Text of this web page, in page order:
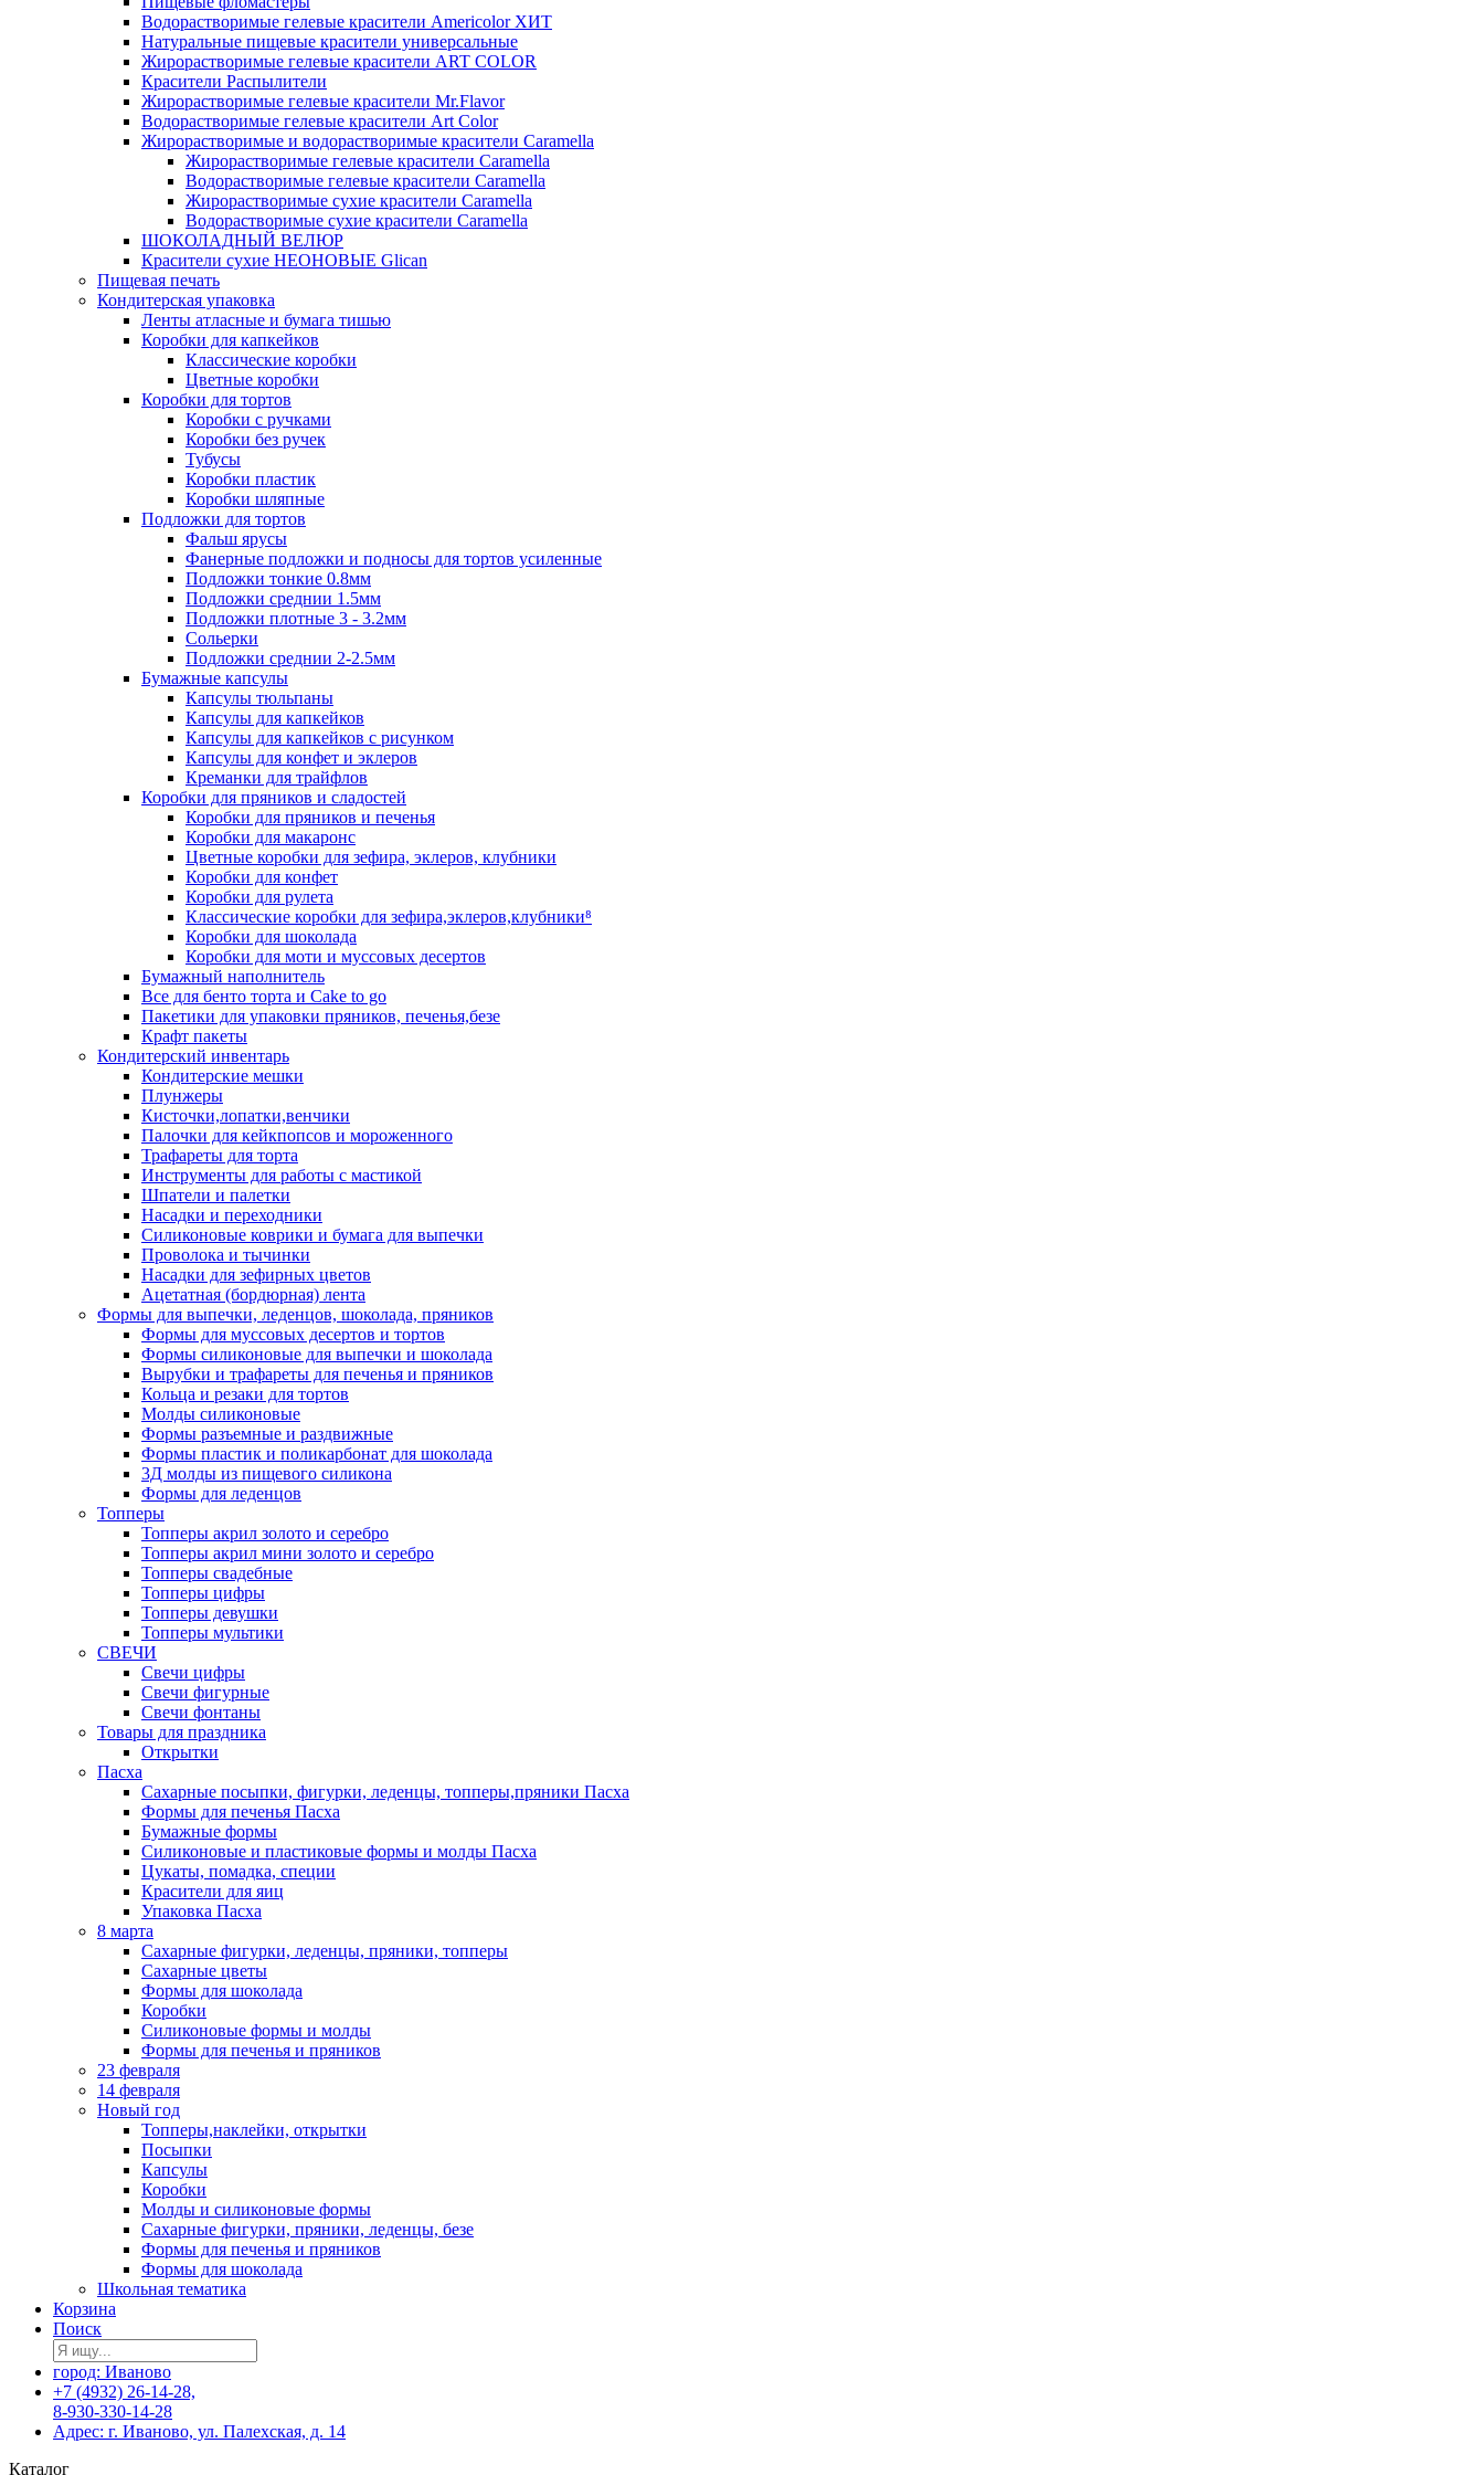
Водорастворимые гелевые красители Americolor ХИТ
Натуральные пищевые красители универсальные
Жирорастворимые гелевые красители ART COLOR
Красители Распылители
Жирорастворимые гелевые красители Mr.Flavor
Водорастворимые гелевые красители Art Color
Жирорастворимые и водорастворимые красители Caramella
Жирорастворимые гелевые красители Caramella
Водорастворимые гелевые красители Caramella
Жирорастворимые сухие красители Caramella
Водорастворимые сухие красители Caramella
ШОКОЛАДНЫЙ ВЕЛЮР
Красители сухие НЕОНОВЫЕ Glican
Пищевая печать
Кондитерская упаковка
Ленты атласные и бумага тишью
Коробки для капкейков
Классические коробки
Цветные коробки
Коробки для тортов
Коробки с ручками
Коробки без ручек
Тубусы
Коробки пластик
Коробки шляпные
Подложки для тортов
Фальш ярусы
Фанерные подложки и подносы для тортов усиленные
Подложки тонкие 0.8мм
Подложки среднии 1.5мм
Подложки плотные 3 - 3.2мм
Сольерки
Подложки среднии 2-2.5мм
Бумажные капсулы
Капсулы тюльпаны
Капсулы для капкейков
Капсулы для капкейков с рисунком
Капсулы для конфет и эклеров
Креманки для трайфлов
Коробки для пряников и сладостей
Коробки для пряников и печенья
Коробки для макаронс
Цветные коробки для зефира, эклеров, клубники
Коробки для конфет
Коробки для рулета
Классические коробки для зефира,эклеров,клубники⁸
Коробки для шоколада
Коробки для моти и муссовых десертов
Бумажный наполнитель
Все для бенто торта и Cake to go
Пакетики для упаковки пряников, печенья,безе
Крафт пакеты
Кондитерский инвентарь
Кондитерские мешки
Плунжеры
Кисточки,лопатки,венчики
Палочки для кейкпопсов и мороженного
Трафареты для торта
Инструменты для работы с мастикой
Шпатели и палетки
Насадки и переходники
Силиконовые коврики и бумага для выпечки
Проволока и тычинки
Насадки для зефирных цветов
Ацетатная (бордюрная) лента
Формы для выпечки, леденцов, шоколада, пряников
Формы для муссовых десертов и тортов
Формы силиконовые для выпечки и шоколада
Вырубки и трафареты для печенья и пряников
Кольца и резаки для тортов
Молды силиконовые
Формы разъемные и раздвижные
Формы пластик и поликарбонат для шоколада
3Д молды из пищевого силикона
Формы для леденцов
Топперы
Топперы акрил золото и серебро
Топперы акрил мини золото и серебро
Топперы свадебные
Топперы цифры
Топперы девушки
Топперы мультики
СВЕЧИ
Свечи цифры
Свечи фигурные
Свечи фонтаны
Товары для праздника
Открытки
Пасха
Сахарные посыпки, фигурки, леденцы, топперы,пряники Пасха
Формы для печенья Пасха
Бумажные формы
Силиконовые и пластиковые формы и молды Пасха
Цукаты, помадка, специи
Красители для яиц
Упаковка Пасха
8 марта
Сахарные фигурки, леденцы, пряники, топперы
Сахарные цветы
Формы для шоколада
Коробки
Силиконовые формы и молды
Формы для печенья и пряников
23 февраля
14 февраля
Новый год
Топперы,наклейки, открытки
Посыпки
Капсулы
Коробки
Молды и силиконовые формы
Сахарные фигурки, пряники, леденцы, безе
Формы для печенья и пряников
Формы для шоколада
Школьная тематика
Корзина
Поиск
город: Иваново
+7 (4932) 26-14-28,
8-930-330-14-28
Адрес: г. Иваново, ул. Палехская, д. 14
Каталог